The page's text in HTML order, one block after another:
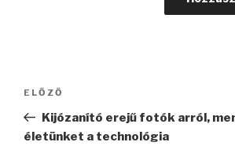
Bejegyzés
Korábbi
bejegyzés
ELŐZŐ
Kijózanító erejű fotók arról,
életünket a technológia